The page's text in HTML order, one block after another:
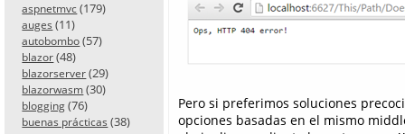
aspnetmvc (179)
auges (11)
autobombo (57)
blazor (48)
blazorserver (29)
blazorwasm (30)
blogging (76)
buenas prácticas (38)
Pero si preferimos soluciones
opciones basadas en el mismo